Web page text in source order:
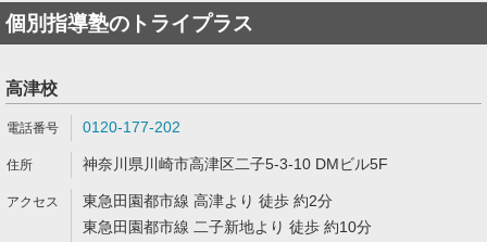
個別指導塾のトライプラス
高津校
0120-177-202
神奈川県川崎市高津区二子5-3-10 DMビル5F
東急田園都市線 高津より 徒歩 約2分
東急田園都市線 二子新地より 徒歩 約10分